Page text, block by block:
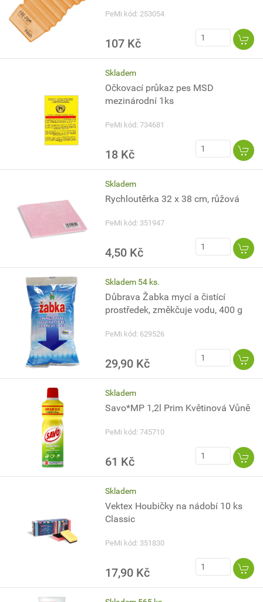
PeMi kód: 253054
107 Kč
Skladem
Očkovací průkaz pes MSD
mezinárodní 1ks
PeMi kód: 734681
18 Kč
Skladem
Rychloutěrka 32 x 38 cm, růžová
PeMi kód: 351947
4,50 Kč
Skladem 54 ks.
Důbrava Žabka mycí a čistící
prostředek, změkčuje vodu, 400 g
PeMi kód: 629526
29,90 Kč
Skladem
Savo*MP 1,2l Prim Květinová Vůně
PeMi kód: 745710
61 Kč
Skladem
Vektex Houbičky na nádobí 10 ks
Classic
PeMi kód: 351830
17,90 Kč